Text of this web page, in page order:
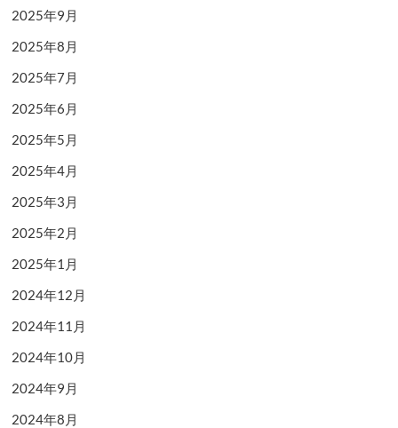
2025年9月
2025年8月
2025年7月
2025年6月
2025年5月
2025年4月
2025年3月
2025年2月
2025年1月
2024年12月
2024年11月
2024年10月
2024年9月
2024年8月